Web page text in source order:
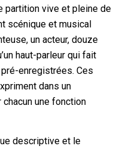
partition vive et pleine de
scénique et musical
un acteur, douze
haut-parleur qui fait
enregistrées. Ces
dans un
une fonction
descriptive et le